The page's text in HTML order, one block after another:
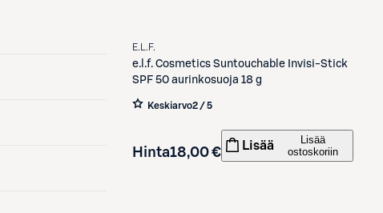
E.L.F.
e.l.f. Cosmetics Suntouchable Invisi-Stick
SPF 50 aurinkosuoja 18 g
Keskiarvo2 / 5
Hinta18,00 € Lisää
Lisää
ostoskoriin